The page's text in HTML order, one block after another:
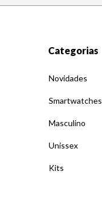
Categorias
Novidades
Smartwatches
Masculino
Unissex
Kits